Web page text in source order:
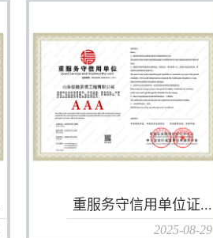
重服务守信用单位证...
2025-08-29